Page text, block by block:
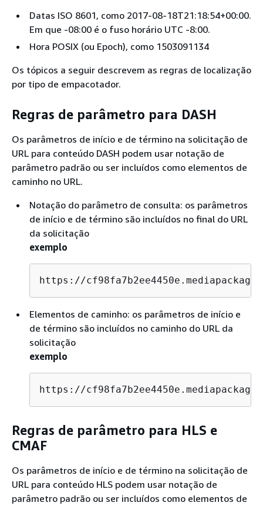
Datas ISO 8601, como 2017-08-18T21:18:54+00:00.
Em que -08:00 é o fuso horário UTC -8:00.
Hora POSIX (ou Epoch), como 1503091134
Os tópicos a seguir descrevem as regras de localização
por tipo de empacotador.
Regras de parâmetro para DASH
Os parâmetros de início e de término na solicitação de
URL para conteúdo DASH podem usar notação de
parâmetro padrão ou ser incluídos como elementos de
caminho no URL.
Notação do parâmetro de consulta: os parâmetros
de início e de término são incluídos no final do URL
da solicitação
exemplo
https://
Elementos de caminho: os parâmetros de início e
de término são incluídos no caminho do URL da
solicitação
exemplo
https://
Regras de parâmetro para HLS e
CMAF
Os parâmetros de início e de término na solicitação de
URL para conteúdo HLS podem usar notação de
parâmetro padrão ou ser incluídos como elementos de